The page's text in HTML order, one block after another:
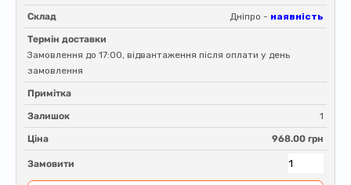
Склад Дніпро - наявність
Термін доставки
Замовлення до 17:00, відвантаження після оплати у день
замовлення
Примітка
Залишок 1
Ціна 968.00 грн
Замовити